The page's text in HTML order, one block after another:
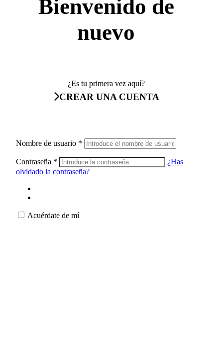
Bienvenido de
nuevo
¿Es tu primera vez aquí?
CREAR UNA CUENTA
Nombre de usuario *
Contraseña *
¿Has
olvidado la contraseña?
Acuérdate de mí